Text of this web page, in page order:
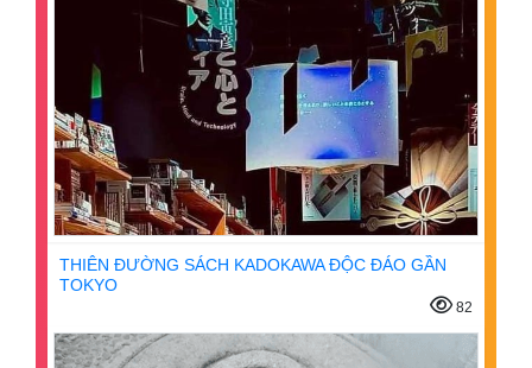
THIÊN ĐƯỜNG SÁCH KADOKAWA ĐỘC ĐÁO GẦN
TOKYO
82